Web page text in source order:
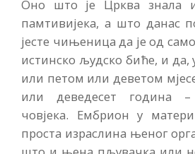
Оно што је Црква знала
памтивијека, а што данас
јесте чињеница да је од
истинско људско биће, и да,
или петом или деветом
или деведесет година –
човјека. Ембрион у
проста израслина њеног